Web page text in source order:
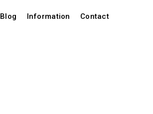
Blog Information Contact